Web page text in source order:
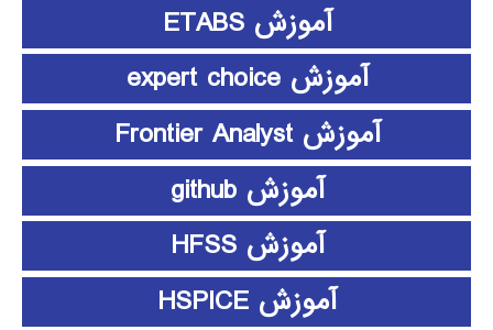
آموزش ETABS
آموزش expert choice
آموزش Frontier Analyst
آموزش github
آموزش HFSS
آموزش HSPICE